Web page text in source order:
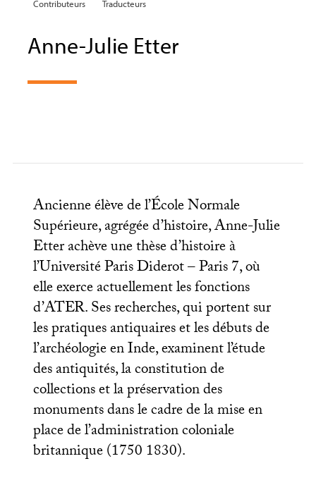
Contributeurs Traducteurs
Anne-Julie Etter
Ancienne élève de l’École Normale
Supérieure, agrégée d’histoire, Anne-Julie
Etter achève une thèse d’histoire à
l’Université Paris Diderot – Paris 7, où
elle exerce actuellement les fonctions
d’ATER. Ses recherches, qui portent sur
les pratiques antiquaires et les débuts de
l’archéologie en Inde, examinent l’étude
des antiquités, la constitution de
collections et la préservation des
monuments dans le cadre de la mise en
place de l’administration coloniale
britannique (1750 1830).